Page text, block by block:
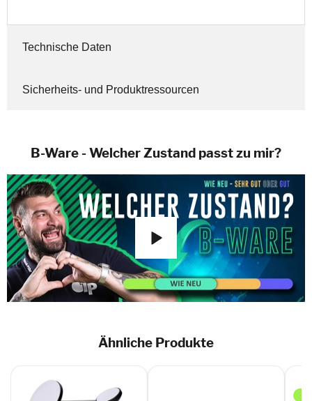
Technische Daten
Sicherheits- und Produktressourcen
B-Ware - Welcher Zustand passt zu mir?
Ähnliche Produkte